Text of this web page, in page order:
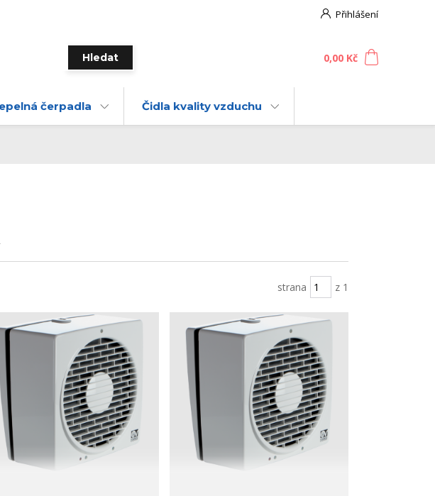
Přihlášení
Hledat 0,00 Kč
čerpadla Čidla kvality vzduchu
strana z 1